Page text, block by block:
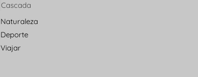
Cascada
Naturaleza
Deporte
Viajar